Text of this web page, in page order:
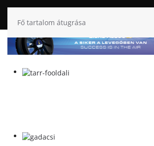
Fő tartalom átugrása